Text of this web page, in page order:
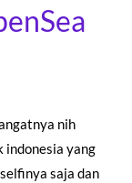
nih
indonesia yang
saja dan